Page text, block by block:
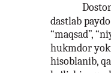
dastlab
“maqsad”,
hukmdor
hisoblanib,